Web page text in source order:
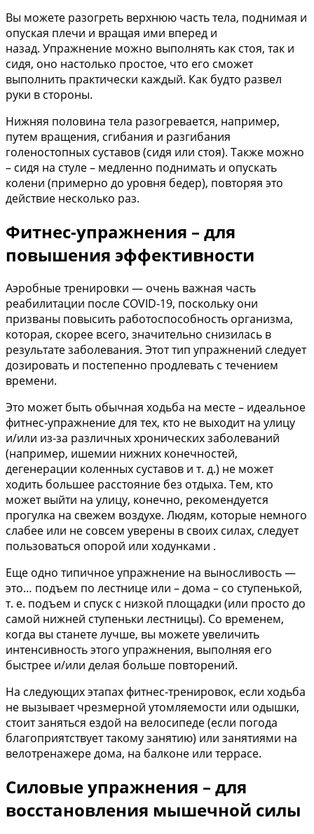
Вы можете разогреть верхнюю часть тела, поднимая и
опуская плечи и вращая ими вперед и
назад. Упражнение можно выполнять как стоя, так и
сидя, оно настолько простое, что его сможет
выполнить практически каждый. Как будто развел
руки в стороны.
Нижняя половина тела разогревается, например,
путем вращения, сгибания и разгибания
голеностопных суставов (сидя или стоя). Также можно
– сидя на стуле – медленно поднимать и опускать
колени (примерно до уровня бедер), повторяя это
действие несколько раз.
Фитнес-упражнения – для
повышения эффективности
Аэробные тренировки — очень важная часть
реабилитации после COVID-19, поскольку они
призваны повысить работоспособность организма,
которая, скорее всего, значительно снизилась в
результате заболевания. Этот тип упражнений следует
дозировать и постепенно продлевать с течением
времени.
Это может быть обычная ходьба на месте – идеальное
фитнес-упражнение для тех, кто не выходит на улицу
и/или из-за различных хронических заболеваний
(например, ишемии нижних конечностей,
дегенерации коленных суставов и т. д.) не может
ходить большее расстояние без отдыха. Тем, кто
может выйти на улицу, конечно, рекомендуется
прогулка на свежем воздухе. Людям, которые немного
слабее или не совсем уверены в своих силах, следует
пользоваться опорой или ходунками .
Еще одно типичное упражнение на выносливость —
это… подъем по лестнице или – дома – со ступенькой,
т. е. подъем и спуск с низкой площадки (или просто до
самой нижней ступеньки лестницы). Со временем,
когда вы станете лучше, вы можете увеличить
интенсивность этого упражнения, выполняя его
быстрее и/или делая больше повторений.
На следующих этапах фитнес-тренировок, если ходьба
не вызывает чрезмерной утомляемости или одышки,
стоит заняться ездой на велосипеде (если погода
благоприятствует такому занятию) или занятиями на
велотренажере дома, на балконе или террасе.
Силовые упражнения – для
восстановления мышечной силы